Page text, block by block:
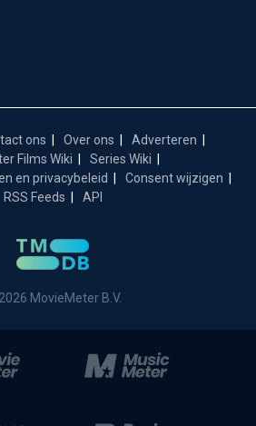
ons Over ons
Adverteren
Films Wiki
Series Wiki
en privacybeleid
Consent wijzigen
RSS Feeds
API
MovieMeter B.V.